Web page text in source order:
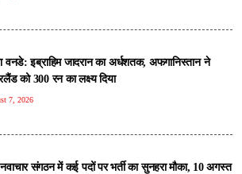
वनडे: इब्राहिम जादरान का अर्धशतक, अफगानिस्तान ने
को 300 रन का लक्ष्य दिया
7, 2026
नवाचार संगठन में कई पदों पर भर्ती का सुनहरा मौका, 10 अगस्त